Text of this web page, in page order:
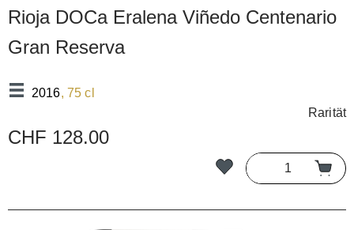
Rioja DOCa Eralena Viñedo Centenario
Gran Reserva
2016, 75 cl
Rarität
CHF 128.00